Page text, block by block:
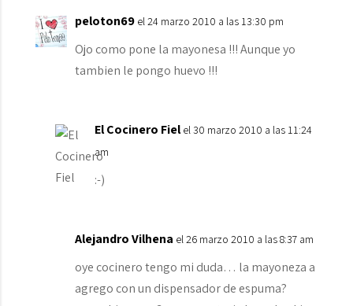
peloton69 el 24 marzo 2010 a las 13:30 pm
Ojo como pone la mayonesa !!! Aunque yo
tambien le pongo huevo !!!
El Cocinero Fiel el 30 marzo 2010 a las 11:24
am
:-)
Alejandro Vilhena el 26 marzo 2010 a las 8:37 am
oye cocinero tengo mi duda… la mayoneza a
agrego con un dispensador de espuma?